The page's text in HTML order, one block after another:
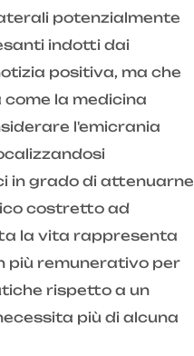
potenzialmente
indotti dai
positiva, ma che
la medicina
l'emicrania
in grado di attenuarne
costretto ad
la vita rappresenta
più remunerativo per
rispetto a un
più di alcuna